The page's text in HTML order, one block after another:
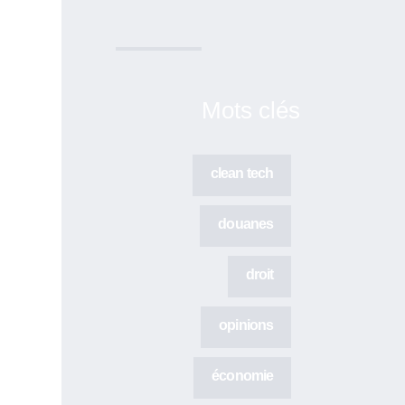
clean tech
douanes
droit
opinions
économie